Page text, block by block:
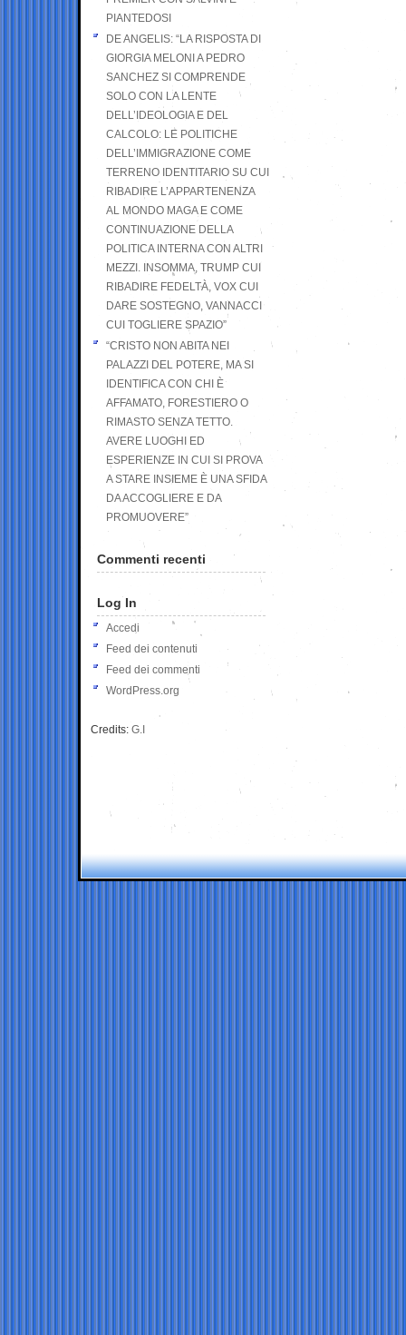
PIANTEDOSI
DE ANGELIS: “LA RISPOSTA DI
GIORGIA MELONI A PEDRO
SANCHEZ SI COMPRENDE
SOLO CON LA LENTE
DELL’IDEOLOGIA E DEL
CALCOLO: LE POLITICHE
DELL’IMMIGRAZIONE COME
TERRENO IDENTITARIO SU CUI
RIBADIRE L’APPARTENENZA
AL MONDO MAGA E COME
CONTINUAZIONE DELLA
POLITICA INTERNA CON ALTRI
MEZZI. INSOMMA, TRUMP CUI
RIBADIRE FEDELTÀ, VOX CUI
DARE SOSTEGNO, VANNACCI
CUI TOGLIERE SPAZIO”
“CRISTO NON ABITA NEI
PALAZZI DEL POTERE, MA SI
IDENTIFICA CON CHI È
AFFAMATO, FORESTIERO O
RIMASTO SENZA TETTO.
AVERE LUOGHI ED
ESPERIENZE IN CUI SI PROVA
A STARE INSIEME È UNA SFIDA
DA ACCOGLIERE E DA
PROMUOVERE”
Commenti recenti
Log In
Accedi
Feed dei contenuti
Feed dei commenti
WordPress.org
Credits: G.I